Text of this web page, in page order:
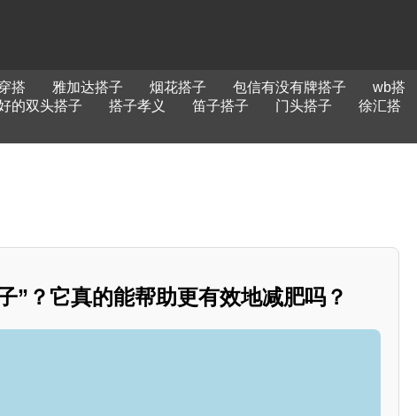
搭 雅加达搭子 烟花搭子 包信有没有牌搭子
wb搭
的双头搭子 搭子孝义 笛子搭子 门头搭子
徐汇搭
”？它真的能帮助更有效地减肥吗？